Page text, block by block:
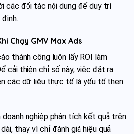
các đối tác nội dung để duy trì
Chạy GMV Max Ads
thành công luôn lấy ROI làm
cải thiện chỉ số này, việc đặt ra
các dữ liệu thực tế là yếu tố then
doanh nghiệp phân tích kết quả trên
thay vì chỉ đánh giá hiệu quả